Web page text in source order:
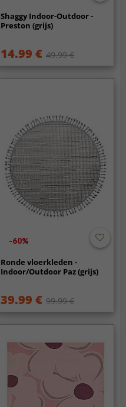
Shaggy Indoor-Outdoor -
Preston (grijs)
14.99 € 49.99 €
-60%
Ronde vloerkleden -
Indoor/Outdoor Paz (grijs)
39.99 € 99.99 €